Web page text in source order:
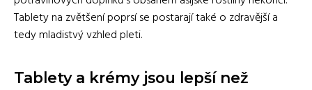
Tablety na zvětšení poprsí se postarají také o zdravější a
tedy mladistvý vzhled pleti.
Tablety a krémy jsou lepší než